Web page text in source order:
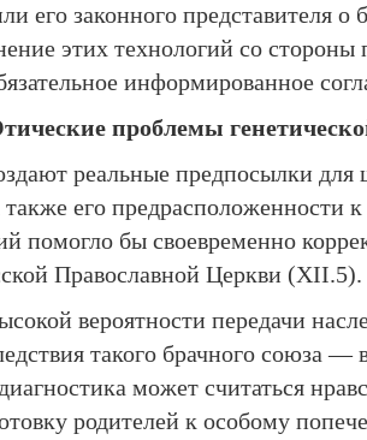
его законного
этих технологий со
информированное
проблемы
реальные предпосылки
его предрасположенности
помогло бы своевременно
Православной Церкви (ХII.5).
вероятности передачи
такого брачного союза
может считаться
родителей к особому